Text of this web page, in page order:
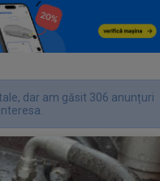
dar am găsit 306 anunțuri